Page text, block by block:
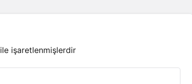
ile işaretlenmişlerdir